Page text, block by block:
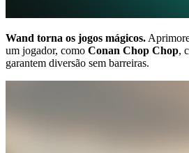
Wand torna os jogos mágicos.
um jogador, como Conan Chop Chop,
garantem diversão sem barreiras.